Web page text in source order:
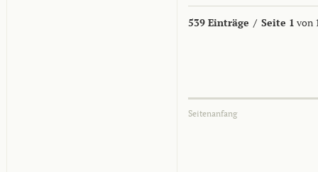
539 Einträge / Seite 1 von
Seitenanfang